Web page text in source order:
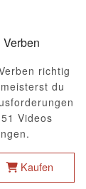
richtig
du
Videos
Kaufen